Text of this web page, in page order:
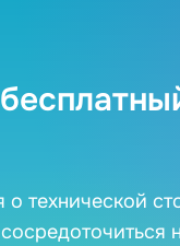
технической